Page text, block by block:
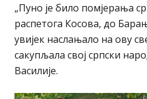
„Пуно је било помјерања
распетога Косова, до
увијек наслањало на ову
сакупљала свој српски
Василије.